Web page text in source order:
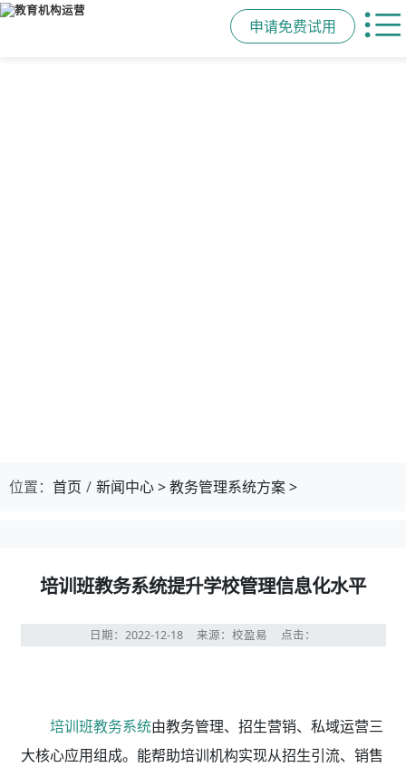
申请免费试用
位置： 首页 新闻中心>教务管理系统方案>
培训班教务系统提升学校管理信息化水平
日期：2022-12-18 来源：校盈易 点击：
培训班教务系统由教务管理、招生营销、私域运营三
大核心应用组成。能帮助培训机构实现从招生引流、销售